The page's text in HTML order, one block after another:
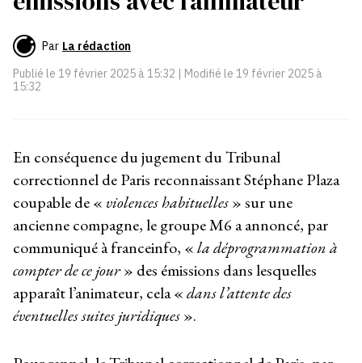
Par La rédaction
Publié le 19 février 2025 à 15:32 | Modifié le 19 février 2025 à
15:32
En conséquence du jugement du Tribunal
correctionnel de Paris reconnaissant Stéphane Plaza
coupable de « violences habituelles» sur une
ancienne compagne, le groupe M6 a annoncé, par
communiqué à franceinfo, «la déprogrammation à
compter de ce jour» des émissions dans lesquelles
apparaît l’animateur, cela «dans l’attente des
éventuelles suites juridiques».